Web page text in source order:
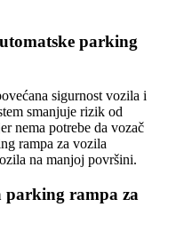
parking
sigurnost vozila i
smanjuje rizik od
nema potrebe da vozač
rampa za vozila
na manjoj površini.
parking rampa za